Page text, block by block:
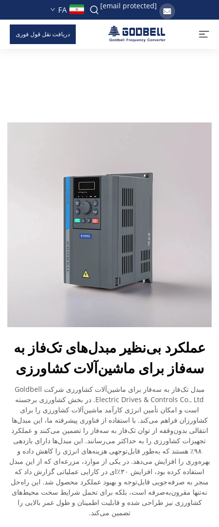
[email protected]
FA
دریافت نقل قول فوری
عملکرد بی‌نظیر مبدل‌های تک‌فاز به
سه‌فاز برای ماشین‌آلات کشاورزی
مبدل تک‌فاز به سه‌فاز برای ماشین‌آلات کشاورزی شرکت Goldbell
Electric Drives & Controls Co., Ltd. در بخش کشاورزی برجسته
است و امکان تأمین انرژی کارآمد ماشین‌آلات کشاورزی را برای
کشاورزان فراهم می‌کند. با استفاده از فناوری پیشرفته ما، این مبدل‌ها
انتقالی بدون‌وقفه از توان تک‌فاز به سه‌فاز را تضمین می‌کنند و عملکرد
تجهیزات کشاورزی را به حداکثر می‌رسانند. این مبدل‌ها دارای بازدهی
۹۸٪ هستند که به‌طور قابل‌توجهی هزینه‌های انرژی را کاهش داده و
بهره‌وری را افزایش می‌دهد. در یکی از موارد، مزرعه‌ای که از این مبدل
استفاده کرده بود، افزایش ۳۰٪‌ای در کارایی عملیاتی گزارش داد که
منجر به صرفه‌جویی قابل‌توجه و بهبود عملکرد محصول شد. این راه‌حل
نه‌تنها مقرون‌به‌صرفه است، بلکه برای تحمل شرایط سخت محیط‌های
کشاورزی نیز طراحی شده و قابلیت اطمینان و طول عمر بالایی را
تضمین می‌کند.